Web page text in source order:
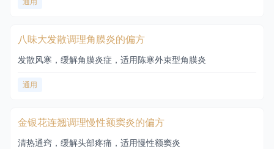
八味大发散调理角膜炎的偏方
发散风寒，缓解角膜炎症，适用陈寒外束型角膜炎
通用
金银花连翘调理慢性额窦炎的偏方
清热通窍，缓解头部疼痛，适用慢性额窦炎